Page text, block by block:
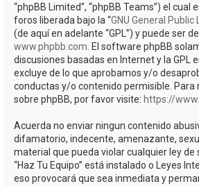
“phpBB Limited”, “phpBB Teams”) el cual
foros liberada bajo la “GNU General Public
(de aquí en adelante “GPL”) y puede ser
www.phpbb.com . El software phpBB
discusiones basadas en Internet y la GPL
excluye de lo que aprobamos y/o
conductas y/o contenido permisible. Para
sobre phpBB, por favor visite: https://
Acuerda no enviar ningun contenido
difamatorio, indecente, amenazante,
material que pueda violar cualquier ley de
“Haz Tu Equipo” está instalado o Leyes
eso provocará que sea inmediata y